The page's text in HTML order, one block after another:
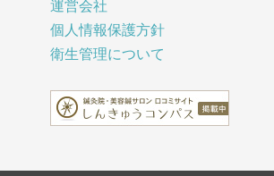
運営会社
個人情報保護方針
衛生管理について